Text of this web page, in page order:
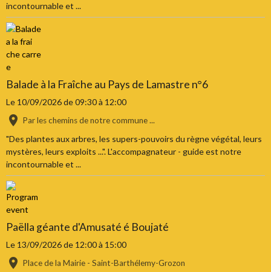
incontournable et ...
Balade à la Fraîche au Pays de Lamastre n°6
Le 10/09/2026de 09:30à 12:00
Par les chemins de notre commune ...
"Des plantes aux arbres, les supers-pouvoirs du règne végétal, leurs
mystères, leurs exploits ...". L'accompagnateur - guide est notre
incontournable et ...
Paëlla géante d'Amusaté é Boujaté
Le 13/09/2026de 12:00à 15:00
Place de la Mairie - Saint-Barthélemy-Grozon